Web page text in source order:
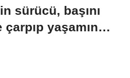
sürücü, başını
yaşamını